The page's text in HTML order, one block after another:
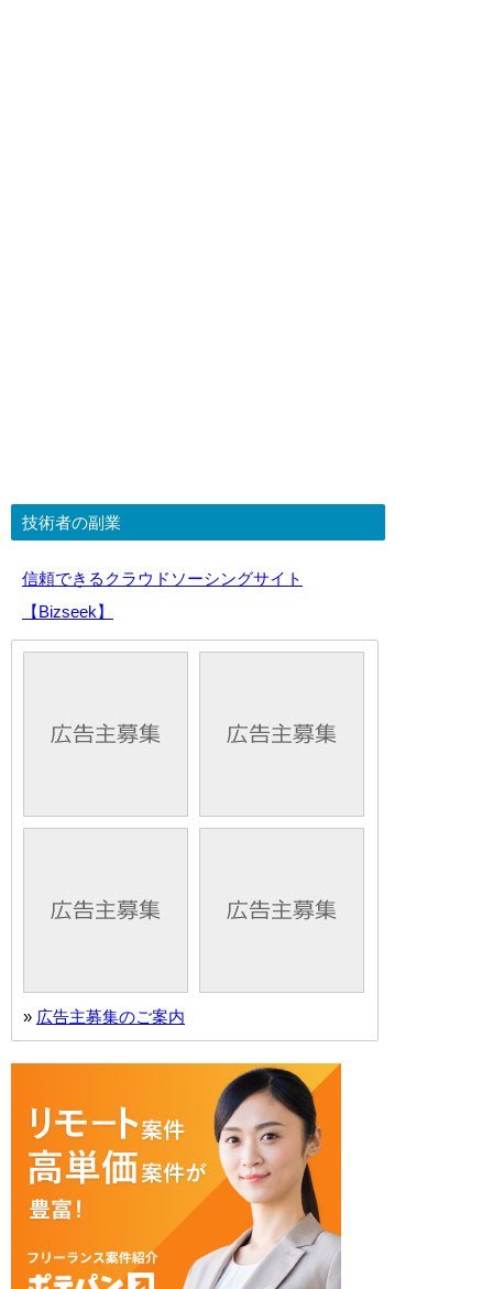
技術者の副業
信頼できるクラウドソーシングサイト
【Bizseek】
» 広告主募集のご案内